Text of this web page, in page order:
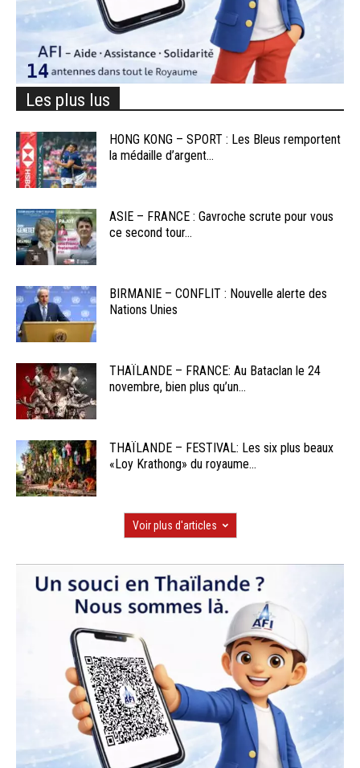
Les plus lus
HONG KONG – SPORT : Les Bleus remportent
la médaille d’argent...
ASIE – FRANCE : Gavroche scrute pour vous
ce second tour...
BIRMANIE – CONFLIT : Nouvelle alerte des
Nations Unies
THAÏLANDE – FRANCE: Au Bataclan le 24
novembre, bien plus qu’un...
THAÏLANDE – FESTIVAL: Les six plus beaux
«Loy Krathong» du royaume...
Voir plus d'articles